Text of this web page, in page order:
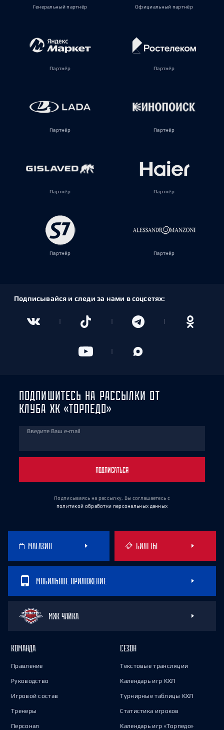
Генеральный партнёр Официальный партнёр
Партнёр Партнёр
Партнёр Партнёр
Партнёр Партнёр
Партнёр Партнёр
Подписывайся и следи за нами в соцсетях:
ПОДПИШИТЕСЬ НА РАССЫЛКИ ОТ
КЛУБА ХК «ТОРПЕДО»
Введите Ваш e-mail
ПОДПИСАТЬСЯ
Подписываясь на рассылку, Вы соглашаетесь с
политикой обработки персональных данных
МАГАЗИН БИЛЕТЫ
МОБИЛЬНОЕ ПРИЛОЖЕНИЕ
МХК ЧАЙКА
КОМАНДА
Правление
Руководство
Игровой состав
Тренеры
Персонал
СЕЗОН
Текстовые трансляции
Календарь игр КХЛ
Турнирные таблицы КХЛ
Статистика игроков
Календарь игр «Торпедо»